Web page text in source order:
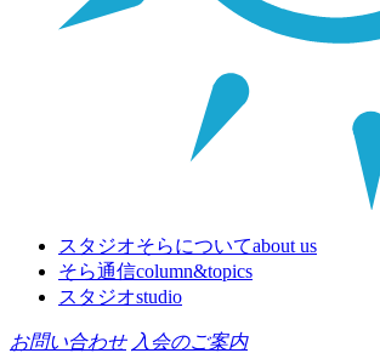
スタジオそらについてabout us
そら通信column&topics
スタジオstudio
お問い合わせ 入会のご案内